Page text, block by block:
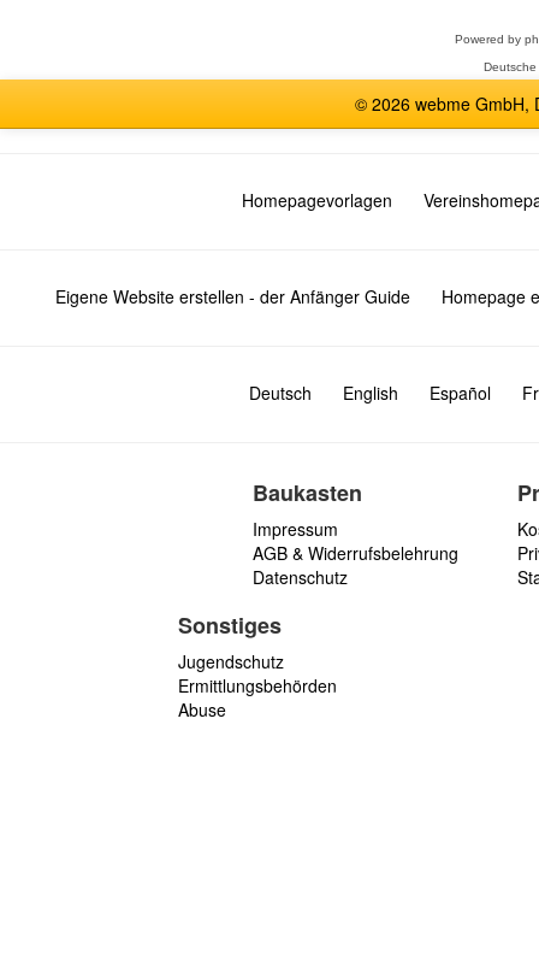
Powered by
© 2026 webme GmbH,
Homepagevorlagen
Eigene Website erstellen - der Anfänger Guide Homepage
Deutsch English Español
Baukasten
Impressum
AGB & Widerrufsbelehrung
Datenschutz
Sonstiges
Jugendschutz
Ermittlungsbehörden
Abuse